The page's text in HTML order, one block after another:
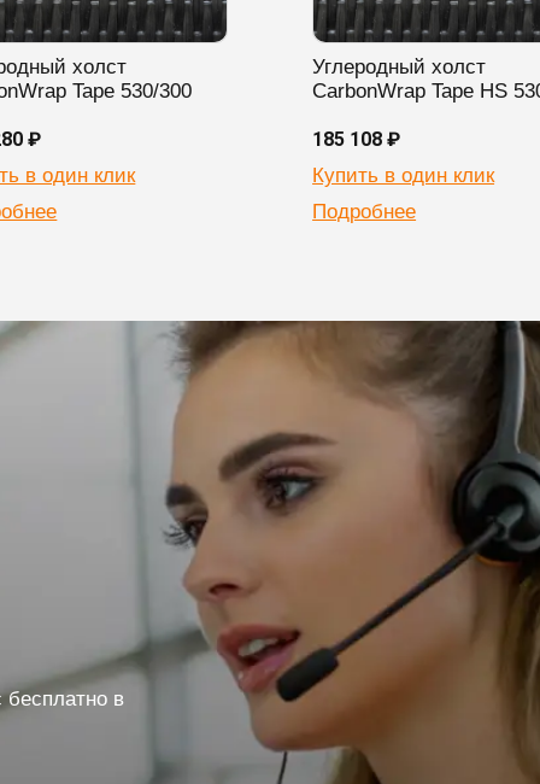
холст
Tape 530/300
₽
в один клик
Углеродный холст
CarbonWrap Tape HS
185 108 ₽
Купить в один клик
Подробнее
в